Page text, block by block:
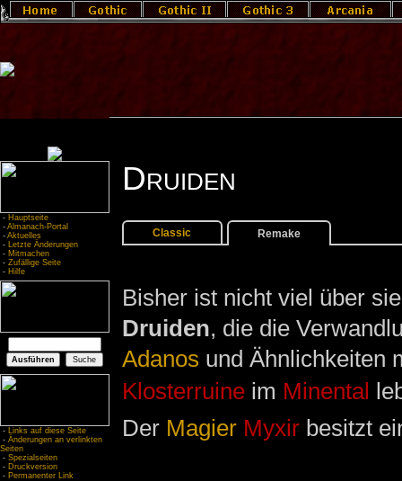
- Hauptseite
- Almanach-Portal
- Aktuelles
- Letzte Änderungen
- Mitmachen
- Zufällige Seite
- Hilfe
- Links auf diese Seite
- Änderungen an verlinkten
Seiten
- Spezialseiten
- Druckversion
- Permanenter Link
Druiden
Classic Remake
Bisher ist nicht viel über
Druiden, die die
Adanos und Ähnlichkeiten
Klosterruineim Minental
Der Magier Myxirbesitzt